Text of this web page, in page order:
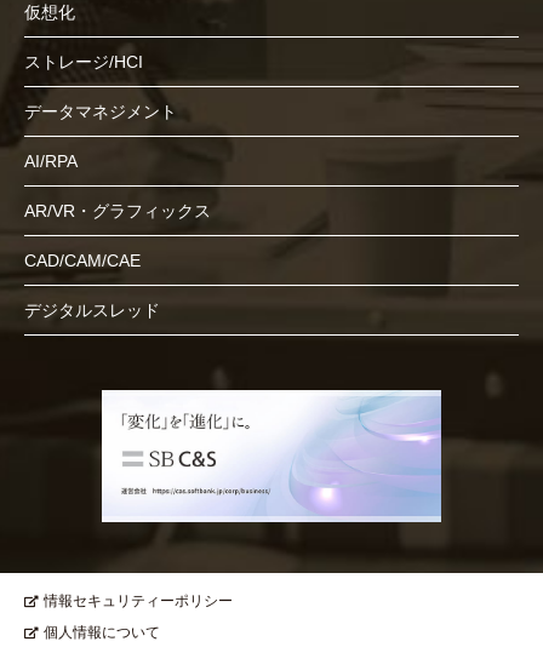
仮想化
ストレージ/HCI
データマネジメント
AI/RPA
AR/VR・グラフィックス
CAD/CAM/CAE
デジタルスレッド
情報セキュリティーポリシー
個人情報について